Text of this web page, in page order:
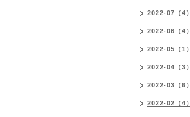
2022-07（4）
2022-06（4）
2022-05（1）
2022-04（3）
2022-03（6）
2022-02（4）